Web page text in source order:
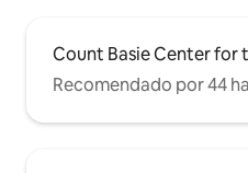
Count Basie Center for
Recomendado por 44